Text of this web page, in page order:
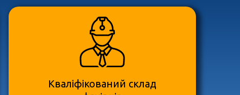
Кваліфікований склад